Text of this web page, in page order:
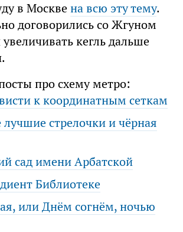
в Москвена всю эту тему.
договорились со Жгуном
увеличивать кегль дальше
про схему метро:
к координатным сеткам
стрелочки и чёрная
сад имени Арбатской
Библиотеке
или Днём согнём, ночью